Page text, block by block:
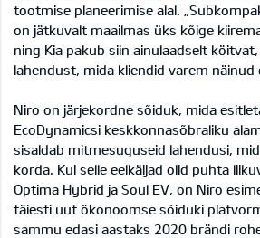
tootmise planeerimise alal.
on jätkuvalt maailmas üks kõige
ning Kia pakub siin ainulaadselt
lahendust, mida kliendid varem näinud
Niro on järjekordne sõiduk, mida
EcoDynamicsi keskkonnasõbraliku
sisaldab mitmesuguseid lahendusi,
korda. Kui selle eelkäijad olid puhta
Optima Hybrid ja Soul EV, on Niro
täiesti uut ökonoomse sõiduki
sammu edasi aastaks 2020 brändi